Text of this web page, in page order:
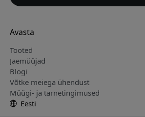
Avasta
Tooted
Jaemüüjad
Blogi
Võtke meiega ühendust
Müügi- ja tarnetingimused
Eesti